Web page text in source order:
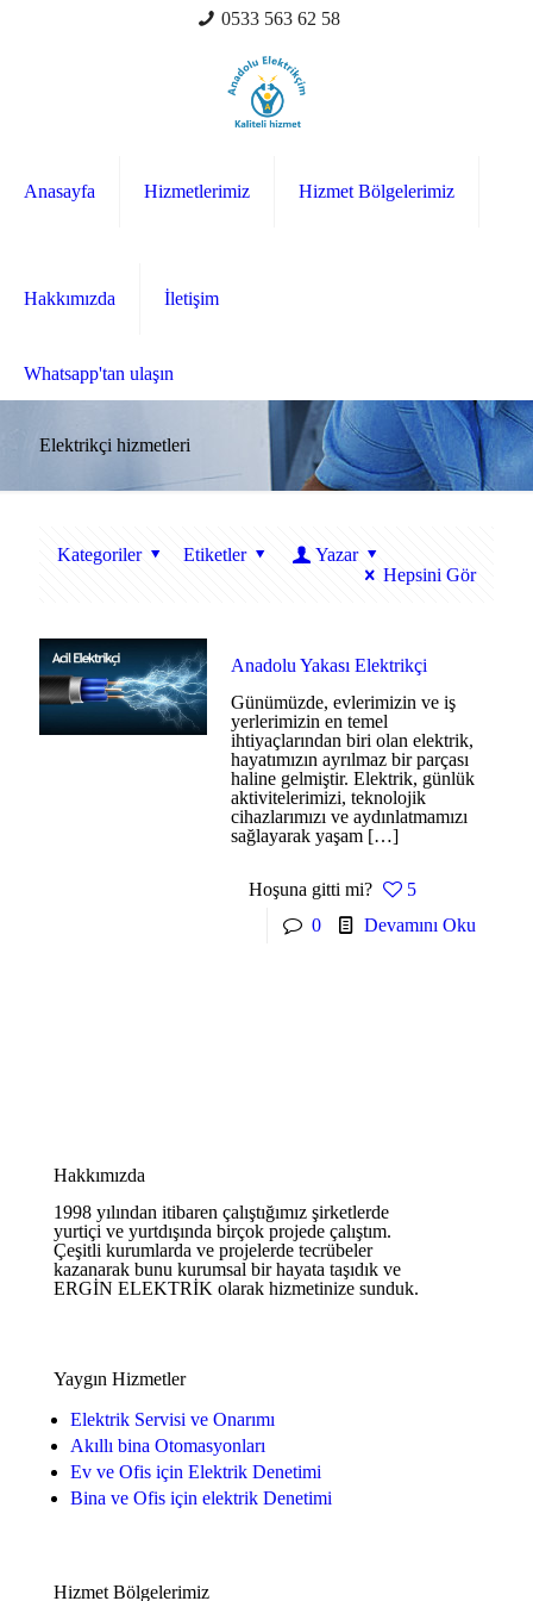
0533 563 62 58
Anasayfa Hizmetlerimiz Hizmet Bölgelerimiz
Hakkımızda İletişim
Whatsapp'tan ulaşın
Elektrikçi hizmetleri
Kategoriler Etiketler
Yazar
Hepsini Gör
Anadolu Yakası Elektrikçi
Günümüzde, evlerimizin ve iş
yerlerimizin en temel
ihtiyaçlarından biri olan elektrik,
hayatımızın ayrılmaz bir parçası
haline gelmiştir. Elektrik, günlük
aktivitelerimizi, teknolojik
cihazlarımızı ve aydınlatmamızı
sağlayarak yaşam […]
Hoşuna gitti mi?
5
0
Devamını Oku
Hakkımızda
1998 yılından itibaren çalıştığımız şirketlerde
yurtiçi ve yurtdışında birçok projede çalıştım.
Çeşitli kurumlarda ve projelerde tecrübeler
kazanarak bunu kurumsal bir hayata taşıdık ve
ERGİN ELEKTRİK olarak hizmetinize sunduk.
Yaygın Hizmetler
Elektrik Servisi ve Onarımı
Akıllı bina Otomasyonları
Ev ve Ofis için Elektrik Denetimi
Bina ve Ofis için elektrik Denetimi
Hizmet Bölgelerimiz